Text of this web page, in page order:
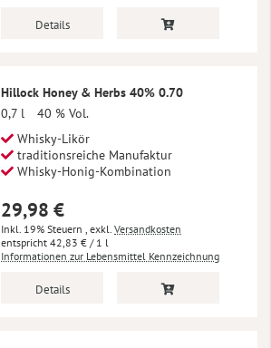
Details
Hillock Honey & Herbs 40% 0.70
0,7 l
40 % Vol.
Whisky-Likör
traditionsreiche Manufaktur
Whisky-Honig-Kombination
29,98 €
Inkl. 19% Steuern , exkl. Versandkosten
42,83 € / 1 l
Informationen zur Lebensmittel Kennzeichnung
Details